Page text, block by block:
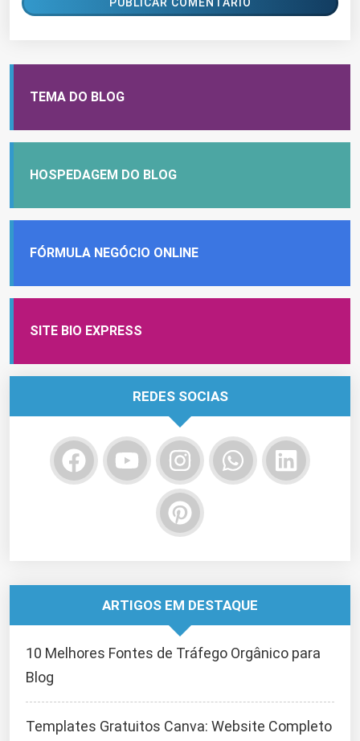
TEMA DO BLOG
HOSPEDAGEM DO BLOG
FÓRMULA NEGÓCIO ONLINE
SITE BIO EXPRESS
REDES SOCIAS
ARTIGOS EM DESTAQUE
10 Melhores Fontes de Tráfego Orgânico para
Blog
Templates Gratuitos Canva: Website Completo